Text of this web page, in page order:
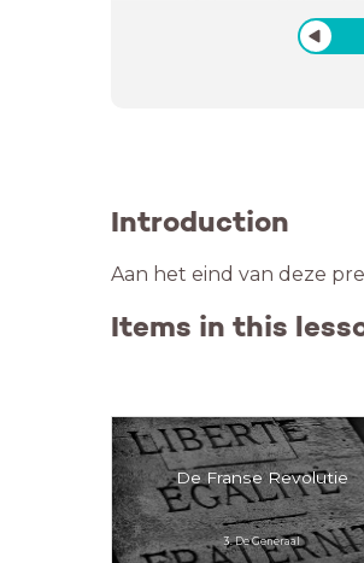
Introduction
Aan het eind van deze
Items in this
De Franse Revolutie
3. De Generaal